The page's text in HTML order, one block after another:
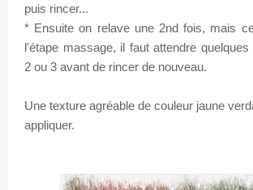
puis rincer...
* Ensuite on relave une 2nd fois, mais
l'étape massage, il faut attendre
2 ou 3 avant de rincer de nouveau.
Une texture agréable de couleur jaune
appliquer.